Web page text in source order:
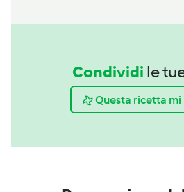
Condividi le
Questa ricetta mi